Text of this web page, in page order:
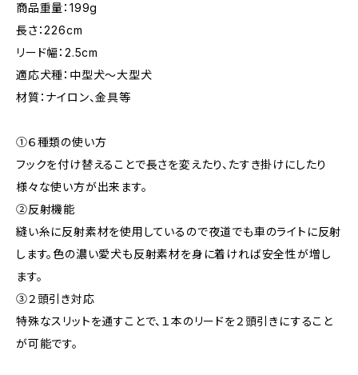
商品重量：199g
長さ：226cm
リード幅：2.5cm
適応犬種：中型犬～大型犬
材質：ナイロン、金具等
①６種類の使い方
フックを付け替えることで長さを変えたり、たすき掛けにしたり
様々な使い方が出来ます。
②反射機能
縫い糸に反射素材を使用しているので夜道でも車のライトに反射
します。色の濃い愛犬も反射素材を身に着ければ安全性が増し
ます。
③２頭引き対応
特殊なスリットを通すことで、１本のリードを２頭引きにすること
が可能です。